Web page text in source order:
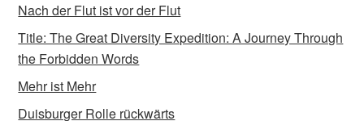
Nach der Flut ist vor der Flut
Title: The Great Diversity Expedition: A Journey Through
the Forbidden Words
Mehr ist Mehr
Duisburger Rolle rückwärts